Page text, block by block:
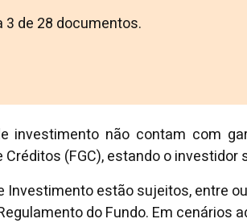
3 de 28 documentos.
investimento não contam com
Créditos (FGC), estando o
Investimento estão sujeitos, entre
do Fundo. Em cenários